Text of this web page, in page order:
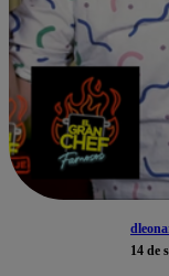
14 de